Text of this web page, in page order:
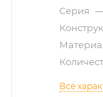
Серия
Все